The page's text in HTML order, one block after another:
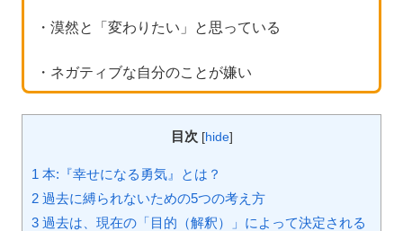
・漠然と「変わりたい」と思っている
・ネガティブな自分のことが嫌い
目次 [hide]
1 本:『幸せになる勇気』とは？
2 過去に縛られないための5つの考え方
3 過去は、現在の「目的（解釈）」によって決定される